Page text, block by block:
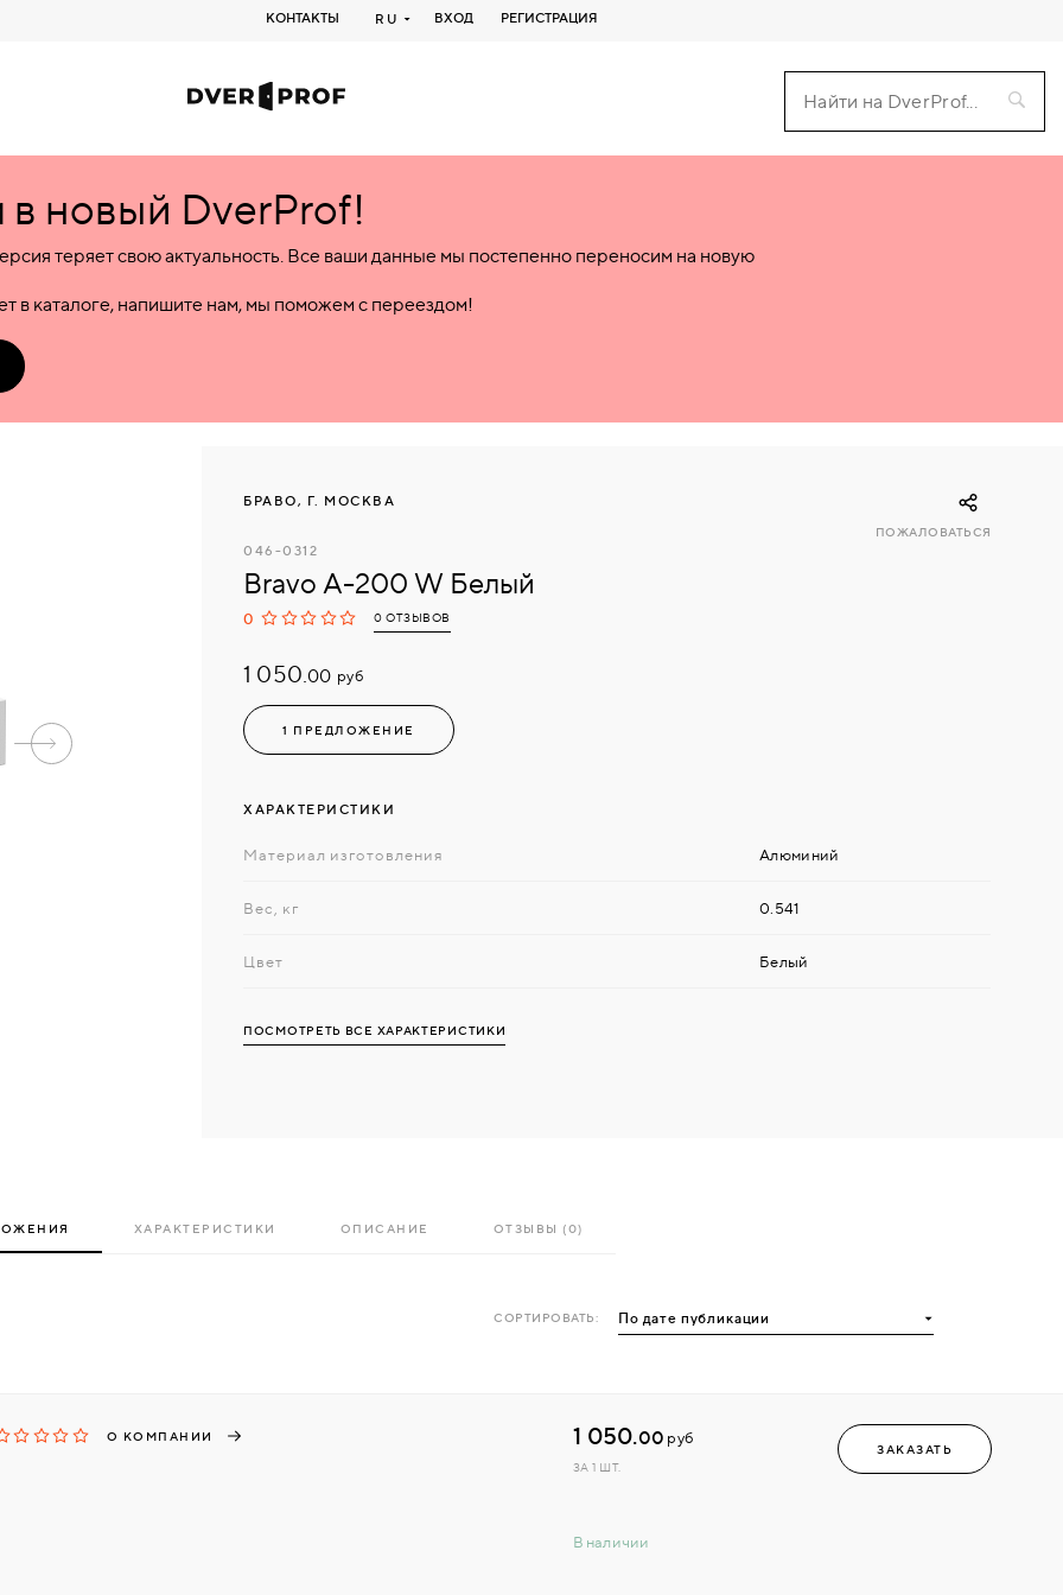
КОНТАКТЫ RU ВХОД РЕГИСТРАЦИЯ
новый DverProf!
теряет свою актуальность. Все ваши данные мы постепенно переносим на новую
в каталоге, напишите нам, мы поможем с переездом!
БРАВО, Г. МОСКВА
046-0312
Bravo A-200 W Белый
0 0 ОТЗЫВОВ
1 050.00 руб
1 ПРЕДЛОЖЕНИЕ
ПОЖАЛОВАТЬСЯ
ХАРАКТЕРИСТИКИ
Материал изготовления Алюминий
Вес, кг 0.541
Цвет Белый
ПОСМОТРЕТЬ ВСЕ ХАРАКТЕРИСТИКИ
ХАРАКТЕРИСТИКИ ОПИСАНИЕ ОТЗЫВЫ (0)
СОРТИРОВАТЬ:
О КОМПАНИИ
В наличии
1 050.00 руб
ЗА 1 ШТ.
ЗАКАЗАТЬ